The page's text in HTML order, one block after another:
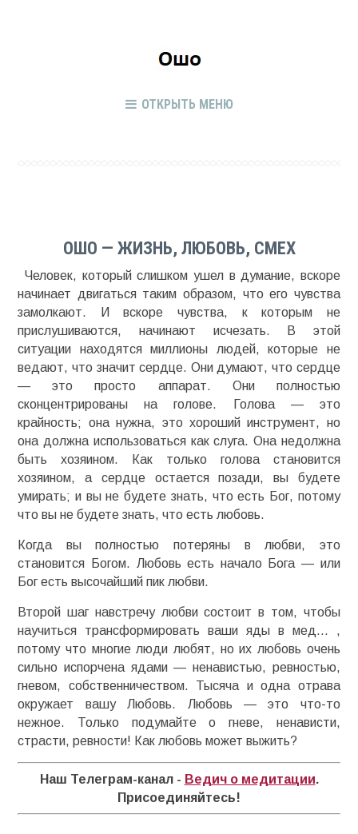
ОТКРЫТЬ МЕНЮ
ОШО — ЖИЗНЬ, ЛЮБОВЬ, СМЕХ
Человек, который слишком ушел в думание, вскоре
начинает двигаться таким образом, что его чувства
замолкают. И вскоре чувства, к которым не
прислушиваются, начинают исчезать. В этой
ситуации находятся миллионы людей, которые не
ведают, что значит сердце. Они думают, что сердце
— это просто аппарат. Они полностью
сконцентрированы на голове. Голова — это
крайность; она нужна, это хороший инструмент, но
она должна использоваться как слуга. Она недолжна
быть хозяином. Как только голова становится
хозяином, а сердце остается позади, вы будете
умирать; и вы не будете знать, что есть Бог, потому
что вы не будете знать, что есть любовь.
Когда вы полностью потеряны в любви, это
становится Богом. Любовь есть начало Бога — или
Бог есть высочайший пик любви.
Второй шаг навстречу любви состоит в том, чтобы
научиться трансформировать ваши яды в мед… ,
потому что многие люди любят, но их любовь очень
сильно испорчена ядами — ненавистью, ревностью,
гневом, собственничеством. Тысяча и одна отрава
окружает вашу Любовь. Любовь — это что-то
нежное. Только подумайте о гневе, ненависти,
страсти, ревности! Как любовь может выжить?
Наш Телеграм-канал - Ведич о медитации.
Присоединяйтесь!